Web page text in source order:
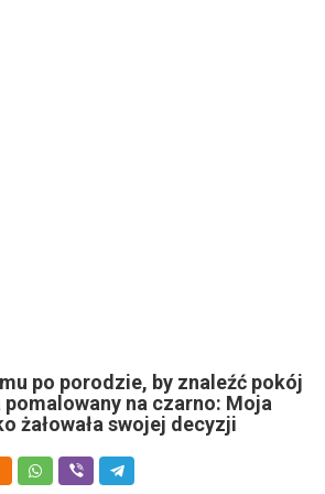
po porodzie, by znaleźć pokój
na czarno: Moja
żałowała swojej decyzji